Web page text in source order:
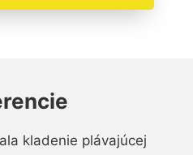
kladenie plávajúcej